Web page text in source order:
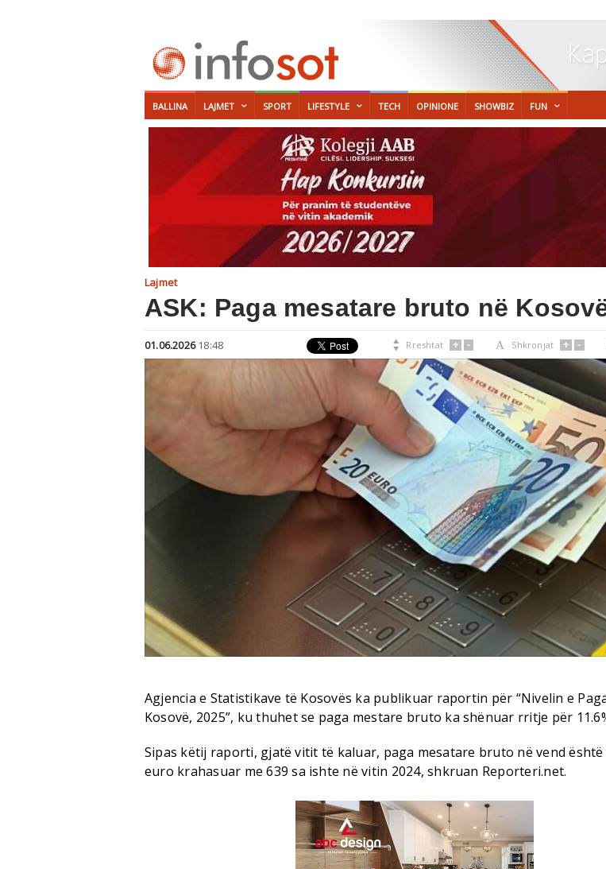
BALLINA LAJMET SPORT LIFESTYLE TECH OPINIONE SHOWBIZ FUN
Lajmet
ASK: Paga mesatare bruto në
01.06.2026 18:48  Rreshtat + - A Shkronjat + -
Agjencia e Statistikave të Kosovës ka publikuar raportin për “Nivelin e
Kosovë, 2025”, ku thuhet se paga mestare bruto ka shënuar rritje për
Sipas këtij raporti, gjatë vitit të kaluar, paga mesatare bruto në vend
euro krahasuar me 639 sa ishte në vitin 2024, shkruan Reporteri.net.